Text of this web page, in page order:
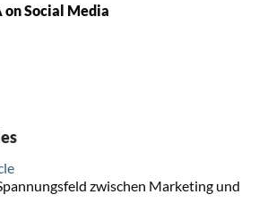
Social Media
zwischen Marketing und